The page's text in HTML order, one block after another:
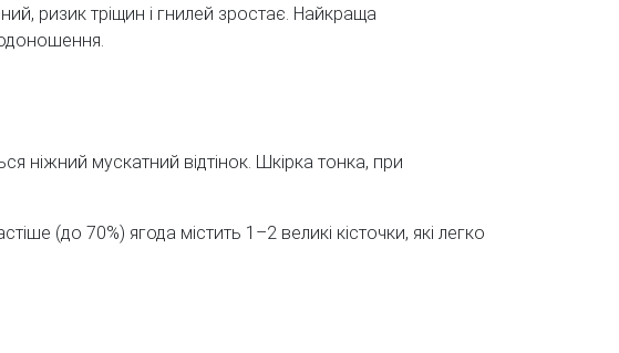
ризик тріщин і гнилей зростає. Найкраща
ніжний мускатний відтінок. Шкірка тонка, при
(до 70%) ягода містить 1–2 великі кісточки, які легко